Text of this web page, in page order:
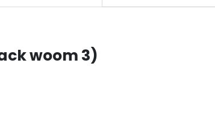
woom 3)